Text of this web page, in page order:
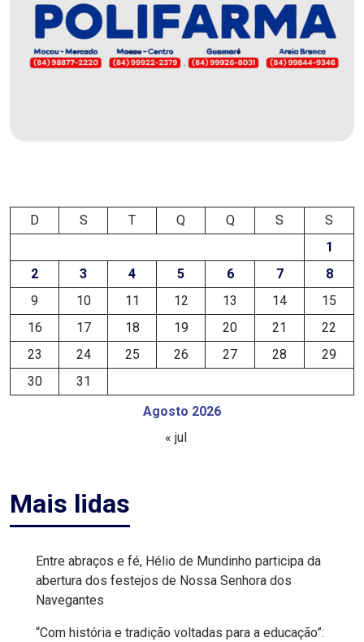
PREPARATÓRIO
DEMISSÕES
DESENVOLVIMENTO
DIA
DAS
CRIANÇAS
ECONOMIA
ESCOLAR
ELEIÇÕES
2026
EMANCIPAÇÃO
Agosto 2026
D S T Q Q S
S
1
2
3 4 5 6 7
8
9
10 11 12 13 14
15
16
17 18 19 20 21
22
23
24 25 26 27 28
29
30
31
« jul
Mais lidas
Entre abraços e fé, Hélio de Mundinho participa da
abertura dos festejos de Nossa Senhora dos
Navegantes
“Com história e tradição voltadas para a educação”: